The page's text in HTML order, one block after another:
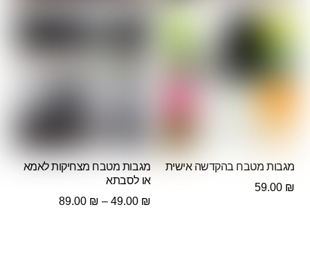
מגבות מטבח בהקדשה אישית
59.00 ₪
מגבות מטבח מצחיקות לאמא
או לסבתא
49.00 ₪
–
89.00 ₪
טווח